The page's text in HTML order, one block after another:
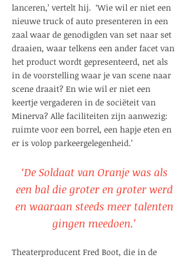
lanceren,’ vertelt hij. ‘Wie wil er niet een
nieuwe truck of auto presenteren in een
zaal waar de genodigden van set naar set
draaien, waar telkens een ander facet van
het product wordt gepresenteerd, net als
in de voorstelling waar je van scene naar
scene draait? En wie wil er niet een
keertje vergaderen in de sociëteit van
Minerva? Alle faciliteiten zijn aanwezig:
ruimte voor een borrel, een hapje eten en
er is volop parkeergelegenheid.’
‘De Soldaat van Oranje was als
een bal die groter en groter werd
en waaraan steeds meer talenten
gingen meedoen.’
Theaterproducent Fred Boot, die in de